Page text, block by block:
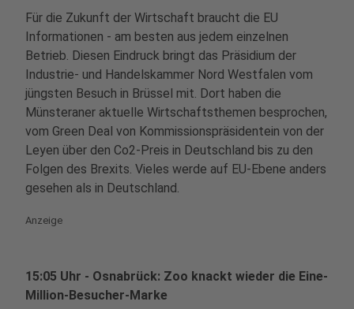
Für die Zukunft der Wirtschaft braucht die EU
Informationen - am besten aus jedem einzelnen
Betrieb. Diesen Eindruck bringt das Präsidium der
Industrie- und Handelskammer Nord Westfalen vom
jüngsten Besuch in Brüssel mit. Dort haben die
Münsteraner aktuelle Wirtschaftsthemen besprochen,
vom Green Deal von Kommissionspräsidentein von der
Leyen über den Co2-Preis in Deutschland bis zu den
Folgen des Brexits. Vieles werde auf EU-Ebene anders
gesehen als in Deutschland.
Anzeige
15:05 Uhr - Osnabrück: Zoo knackt wieder die Eine-
Million-Besucher-Marke